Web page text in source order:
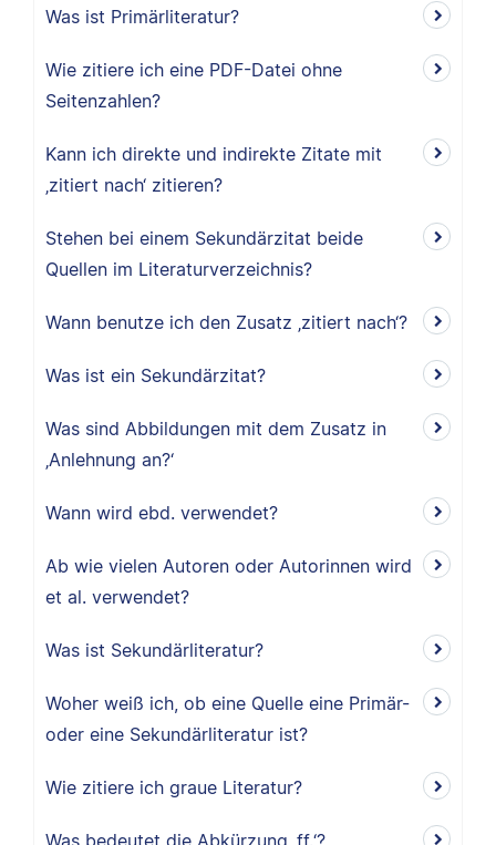
Was ist Primärliteratur?
Wie zitiere ich eine PDF-Datei ohne
Seitenzahlen?
Kann ich direkte und indirekte Zitate mit
‚zitiert nach‘ zitieren?
Stehen bei einem Sekundärzitat beide
Quellen im Literaturverzeichnis?
Wann benutze ich den Zusatz ‚zitiert nach‘?
Was ist ein Sekundärzitat?
Was sind Abbildungen mit dem Zusatz in
‚Anlehnung an?‘
Wann wird ebd. verwendet?
Ab wie vielen Autoren oder Autorinnen wird
et al. verwendet?
Was ist Sekundärliteratur?
Woher weiß ich, ob eine Quelle eine Primär-
oder eine Sekundärliteratur ist?
Wie zitiere ich graue Literatur?
Was bedeutet die Abkürzung ‚ff.‘?